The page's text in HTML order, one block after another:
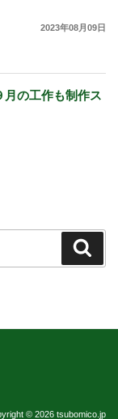
2023年08月09日
月の工作も制作ス
© 2026 tsubomico.jp